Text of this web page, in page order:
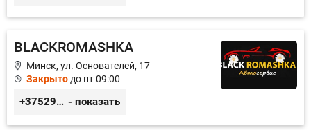
BLACKROMASHKA
Минск, ул. Основателей, 17
Закрыто до пт 09:00
+375296651188 - показать